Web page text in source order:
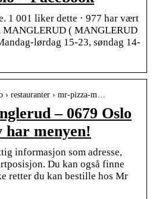
1 001 liker dette · 977 har vært
MANGLERUD ( MANGLERUD
lørdag 15-23, søndag 14-
› restauranter › mr-pizza-m…
– 0679 Oslo
har menyen!
informasjon som adresse,
Du kan også finne
retter du kan bestille hos Mr